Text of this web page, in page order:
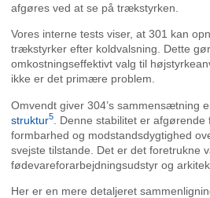
afgøres ved at se på trækstyrken.
Vores interne tests viser, at 301 kan
trækstyrker efter koldvalsning. Dette
omkostningseffektivt valg til
ikke er det primære problem.
Omvendt giver 304’s sammensætning
struktur5
. Denne stabilitet er
formbarhed og modstandsdygtighed
svejste tilstande. Det er det foretrukne
fødevareforarbejdningsudstyr og
Her er en mere detaljeret